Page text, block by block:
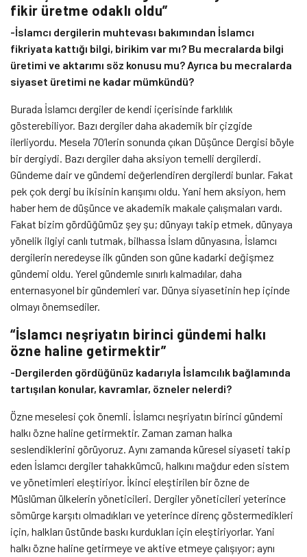
fikir üretme odaklı oldu”
-İslamcı dergilerin muhtevası bakımından İslamcı
fikriyata kattığı bilgi, birikim var mı? Bu mecralarda bilgi
üretimi ve aktarımı söz konusu mu? Ayrıca bu mecralarda
siyaset üretimi ne kadar mümkündü?
Burada İslamcı dergiler de kendi içerisinde farklılık
gösterebiliyor. Bazı dergiler daha akademik bir çizgide
ilerliyordu. Mesela 70’lerin sonunda çıkan Düşünce Dergisi böyle
bir dergiydi. Bazı dergiler daha aksiyon temelli dergilerdi.
Gündeme dair ve gündemi değerlendiren dergilerdi bunlar. Fakat
pek çok dergi bu ikisinin karışımı oldu. Yani hem aksiyon, hem
haber hem de düşünce ve akademik makale çalışmaları vardı.
Fakat bizim gördüğümüz şey şu; dünyayı takip etmek, dünyaya
yönelik ilgiyi canlı tutmak, bilhassa İslam dünyasına, İslamcı
dergilerin neredeyse ilk günden son güne kadarki değişmez
gündemi oldu. Yerel gündemle sınırlı kalmadılar, daha
enternasyonel bir gündemleri var. Dünya siyasetinin hep içinde
olmayı önemsediler.
“İslamcı neşriyatın birinci gündemi halkı
özne haline getirmektir”
-Dergilerden gördüğünüz kadarıyla İslamcılık bağlamında
tartışılan konular, kavramlar, özneler nelerdi?
Özne meselesi çok önemli. İslamcı neşriyatın birinci gündemi
halkı özne haline getirmektir. Zaman zaman halka
seslendiklerini görüyoruz. Aynı zamanda küresel siyaseti takip
eden İslamcı dergiler tahakkümcü, halkını mağdur eden sistem
ve yönetimleri eleştiriyor. İkinci eleştirilen bir özne de
Müslüman ülkelerin yöneticileri. Dergiler yöneticileri yeterince
sömürge karşıtı olmadıkları ve yeterince direnç göstermedikleri
için, halkları üstünde baskı kurdukları için eleştiriyorlar. Yani
halkı özne haline getirmeye ve aktive etmeye çalışıyor; aynı